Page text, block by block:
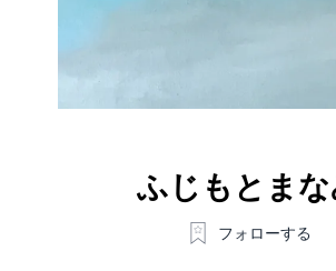
ふじもとま
フォローする